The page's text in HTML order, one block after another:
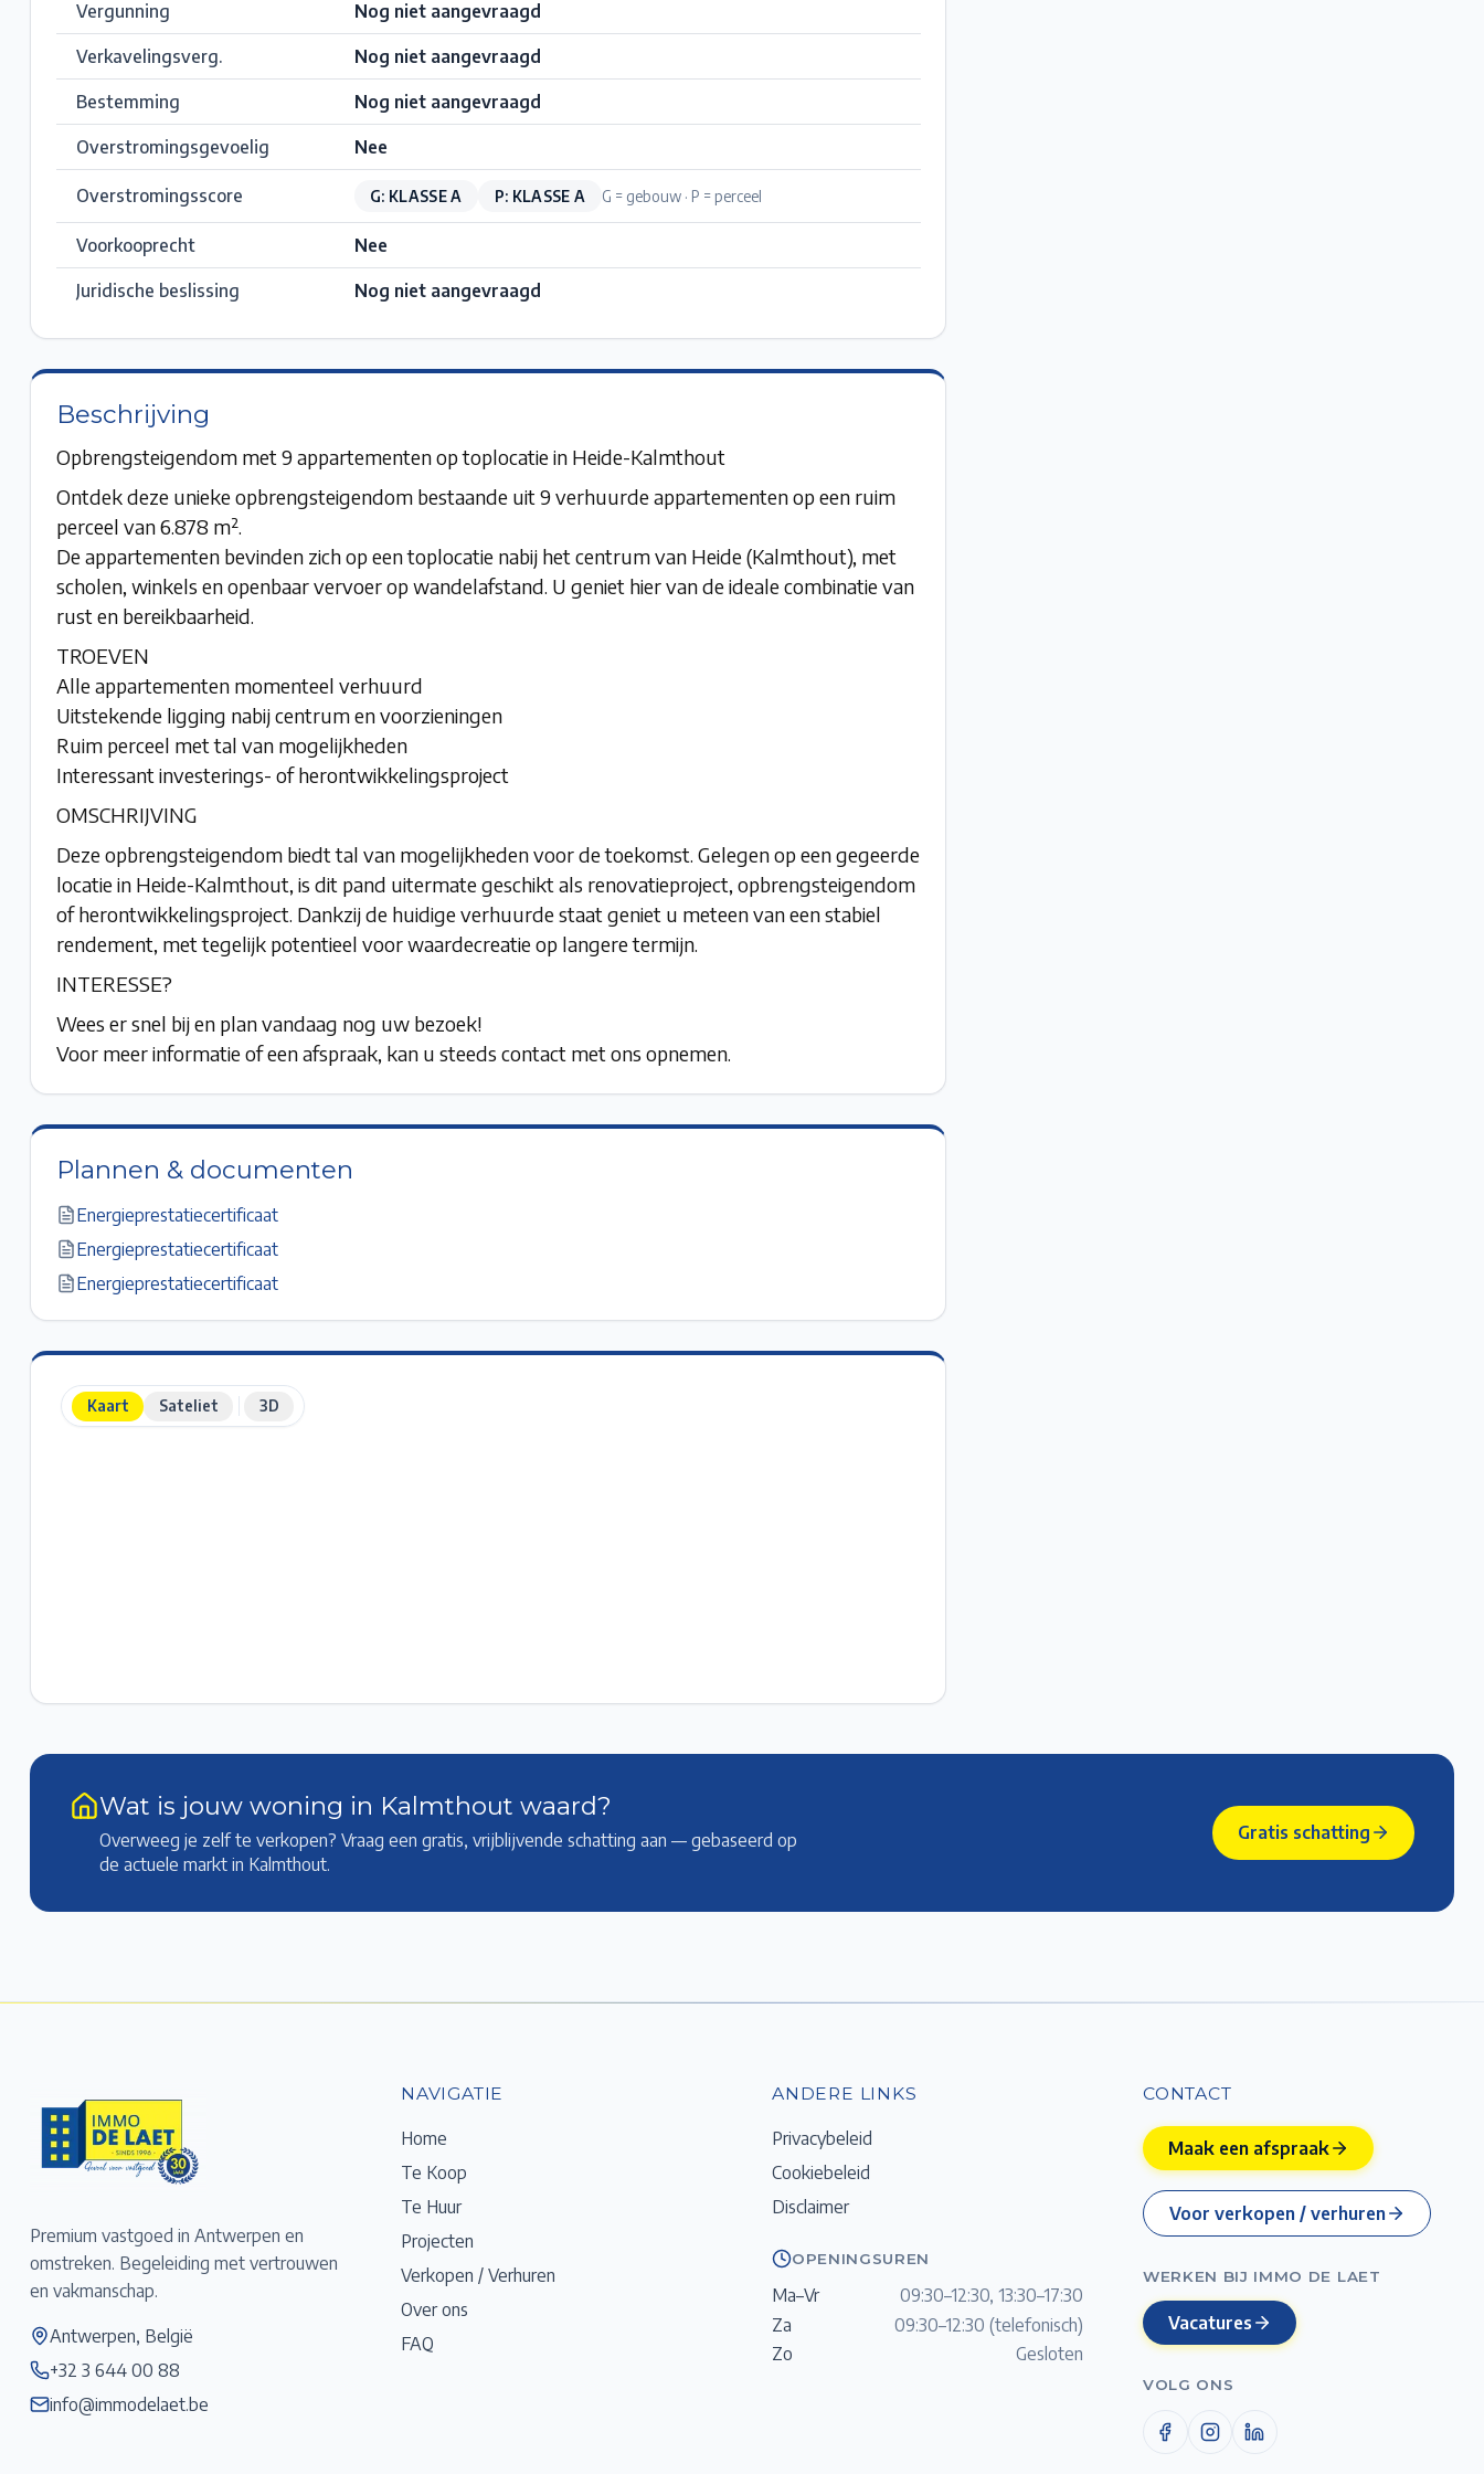
Vergunning Nog niet aangevraagd
Verkavelingsverg. Nog niet aangevraagd
Bestemming Nog niet aangevraagd
Overstromingsgevoelig Nee
Overstromingsscore G: KLASSE A P: KLASSE A G = gebouw · P = perceel
Voorkooprecht Nee
Juridische beslissing Nog niet aangevraagd
Beschrijving
Opbrengsteigendom met 9 appartementen op toplocatie in Heide-Kalmthout
Ontdek deze unieke opbrengsteigendom bestaande uit 9 verhuurde appartementen op een ruim
perceel van 6.878 m².
De appartementen bevinden zich op een toplocatie nabij het centrum van Heide (Kalmthout), met
scholen, winkels en openbaar vervoer op wandelafstand. U geniet hier van de ideale combinatie van
rust en bereikbaarheid.
TROEVEN
Alle appartementen momenteel verhuurd
Uitstekende ligging nabij centrum en voorzieningen
Ruim perceel met tal van mogelijkheden
Interessant investerings- of herontwikkelingsproject
OMSCHRIJVING
Deze opbrengsteigendom biedt tal van mogelijkheden voor de toekomst. Gelegen op een gegeerde
locatie in Heide-Kalmthout, is dit pand uitermate geschikt als renovatieproject, opbrengsteigendom
of herontwikkelingsproject. Dankzij de huidige verhuurde staat geniet u meteen van een stabiel
rendement, met tegelijk potentieel voor waardecreatie op langere termijn.
INTERESSE?
Wees er snel bij en plan vandaag nog uw bezoek!
Voor meer informatie of een afspraak, kan u steeds contact met ons opnemen.
Plannen & documenten
Energieprestatiecertificaat
Energieprestatiecertificaat
Energieprestatiecertificaat
Kaart Sateliet 3D
Wat is jouw woning in Kalmthout waard?
Overweeg je zelf te verkopen? Vraag een gratis, vrijblijvende schatting aan — gebaseerd op
de actuele markt in Kalmthout.
Gratis schatting
Premium vastgoed in Antwerpen en
omstreken. Begeleiding met vertrouwen
en vakmanschap.
Antwerpen, België
+32 3 644 00 88
info@immodelaet.be
NAVIGATIE
Home
Te Koop
Te Huur
Projecten
Verkopen / Verhuren
Over ons
FAQ
ANDERE LINKS
Privacybeleid
Cookiebeleid
Disclaimer
OPENINGSUREN
Ma–Vr
09:30–12:30, 13:30–17:30
Za
09:30–12:30 (telefonisch)
Zo
Gesloten
CONTACT
Maak een afspraak
Voor verkopen / verhuren
WERKEN BIJ IMMO DE LAET
Vacatures
VOLG ONS